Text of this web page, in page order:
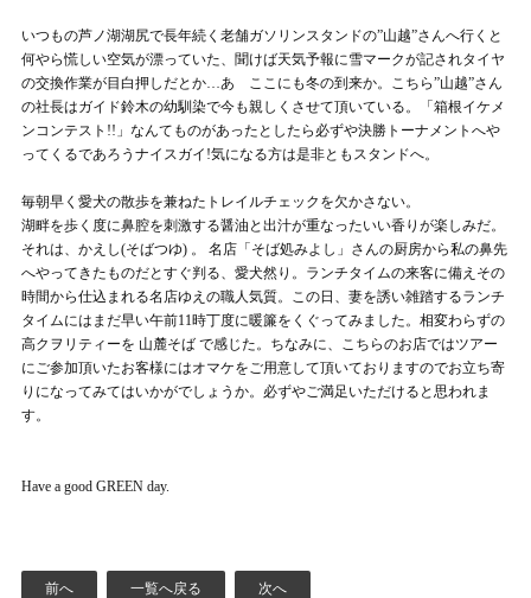
いつもの芦ノ湖湖尻で長年続く老舗ガソリンスタンドの”山越”さんへ行くと
何やら慌しい空気が漂っていた、聞けば天気予報に雪マークが記されタイヤ
の交換作業が目白押しだとか…あゝここにも冬の到来か。こちら”山越”さん
の社長はガイド鈴木の幼馴染で今も親しくさせて頂いている。「箱根イケメ
ンコンテスト!!」なんてものがあったとしたら必ずや決勝トーナメントへや
ってくるであろうナイスガイ!気になる方は是非ともスタンドへ。
毎朝早く愛犬の散歩を兼ねたトレイルチェックを欠かさない。
湖畔を歩く度に鼻腔を刺激する醤油と出汁が重なったいい香りが楽しみだ。
それは、かえし(そばつゆ) 。 名店「そば処みよし」さんの厨房から私の鼻先
へやってきたものだとすぐ判る、愛犬然り。ランチタイムの来客に備えその
時間から仕込まれる名店ゆえの職人気質。この日、妻を誘い雑踏するランチ
タイムにはまだ早い午前11時丁度に暖簾をくぐってみました。相変わらずの
高クヲリティーを 山麓そば で感じた。ちなみに、こちらのお店ではツアー
にご参加頂いたお客様にはオマケをご用意して頂いておりますのでお立ち寄
りになってみてはいかがでしょうか。必ずやご満足いただけると思われま
す。
Have a good GREEN day.
前へ 一覧へ戻る 次へ